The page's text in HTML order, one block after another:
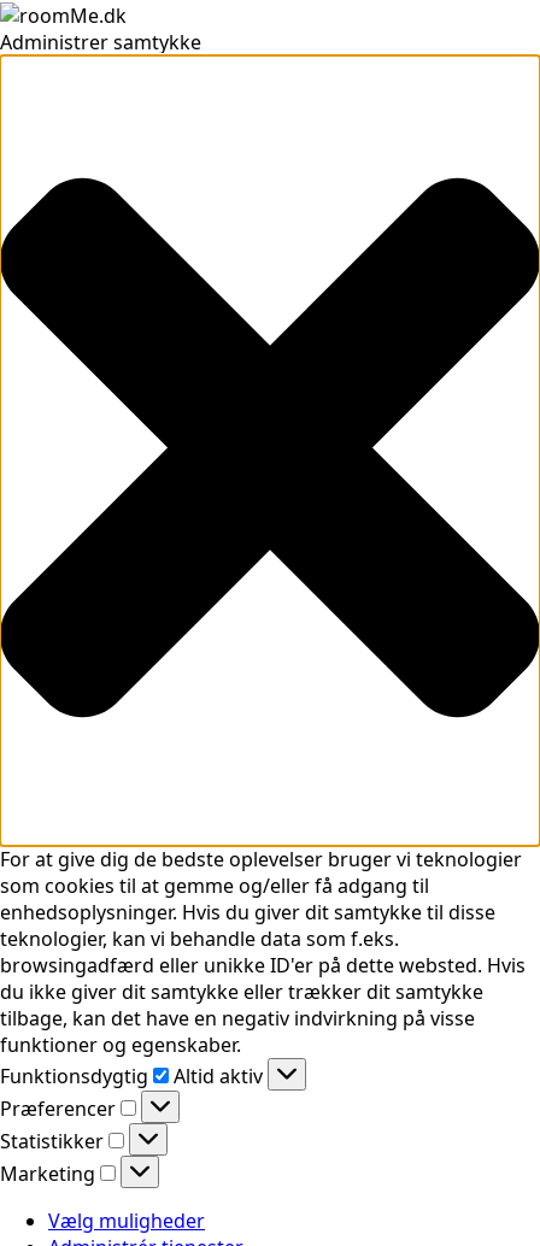
Administrer samtykke
For at give dig de bedste oplevelser bruger vi teknologier
som cookies til at gemme og/eller få adgang til
enhedsoplysninger. Hvis du giver dit samtykke til disse
teknologier, kan vi behandle data som f.eks.
browsingadfærd eller unikke ID'er på dette websted. Hvis
du ikke giver dit samtykke eller trækker dit samtykke
tilbage, kan det have en negativ indvirkning på visse
funktioner og egenskaber.
Funktionsdygtig
Funktionsdygtig
Altid aktiv
Præferencer
Præferencer
Statistikker
Statistikker
Marketing
Marketing
Vælg muligheder